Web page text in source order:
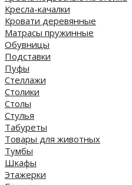
Кресла-качалки
Кровати деревянные
Матрасы пружинные
Обувницы
Подставки
Пуфы
Стеллажи
Столики
Столы
Стулья
Табуреты
Товары для животных
Тумбы
Шкафы
Этажерки